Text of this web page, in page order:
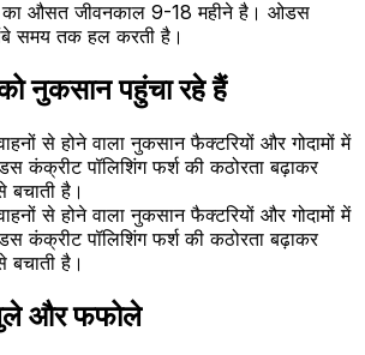
का औसत जीवनकाल 9-18 महीने है। ओडस
समय तक हल करती है।
नुकसान पहुंचा रहे हैं
से होने वाला नुकसान फैक्टरियों और गोदामों में
पॉलिशिंग फर्श की कठोरता बढ़ाकर
है।
से होने वाला नुकसान फैक्टरियों और गोदामों में
पॉलिशिंग फर्श की कठोरता बढ़ाकर
है।
और फफोले